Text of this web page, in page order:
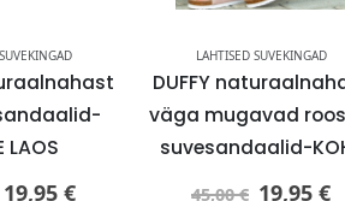
LAOS
19,95€
LAHTISED SUVEKINGAD
DUFFY
väga mugavad
suvesandaalid-
LAOS
45,00€ 19,95€